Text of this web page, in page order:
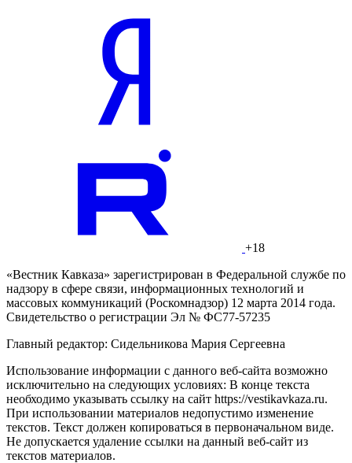
+18
«Вестник Кавказа» зарегистрирован в Федеральной службе по
надзору в сфере связи, информационных технологий и
массовых коммуникаций (Роскомнадзор) 12 марта 2014 года.
Свидетельство о регистрации Эл № ФС77-57235
Главный редактор: Сидельникова Мария Сергеевна
Использование информации с данного веб-сайта возможно
исключительно на следующих условиях: В конце текста
необходимо указывать ссылку на сайт https://vestikavkaza.ru.
При использовании материалов недопустимо изменение
текстов. Текст должен копироваться в первоначальном виде.
Не допускается удаление ссылки на данный веб-сайт из
текстов материалов.